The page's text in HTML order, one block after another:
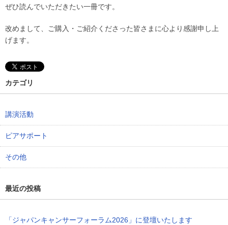
ぜひ読んでいただきたい一冊です。
改めまして、ご購入・ご紹介くださった皆さまに心より感謝申し上
げます。
カテゴリ
講演活動
ピアサポート
その他
最近の投稿
「ジャパンキャンサーフォーラム2026」に登壇いたします